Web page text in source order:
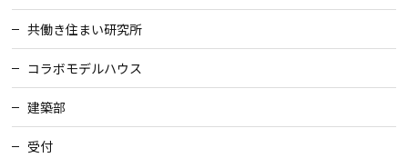
共働き住まい研究所
コラボモデルハウス
建築部
受付